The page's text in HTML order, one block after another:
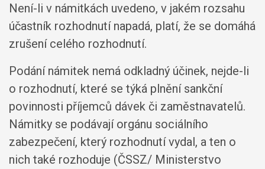
Není-li v námitkách uvedeno, v jakém rozsahu
účastník rozhodnutí napadá, platí, že se domáhá
zrušení celého rozhodnutí.
Podání námitek nemá odkladný účinek, nejde-li
o rozhodnutí, které se týká plnění sankční
povinnosti příjemců dávek či zaměstnavatelů.
Námitky se podávají orgánu sociálního
zabezpečení, který rozhodnutí vydal, a ten o
nich také rozhoduje (ČSSZ/ Ministerstvo